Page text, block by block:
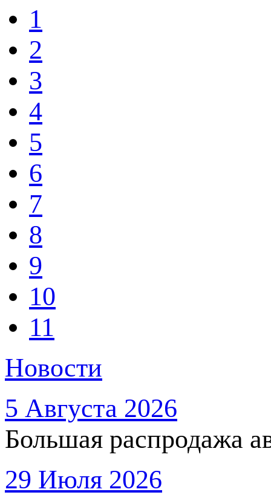
1
2
3
4
5
6
7
8
9
10
11
Новости
5 Августа 2026
Большая распродажа
29 Июля 2026